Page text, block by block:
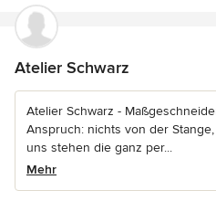
Atelier Schwarz
Atelier Schwarz -
Anspruch: nichts von der
uns stehen die ganz per...
Mehr